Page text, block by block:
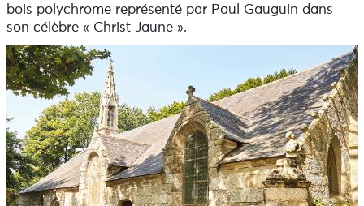
bois polychrome représenté par Paul Gauguin dans
son célèbre « Christ Jaune ».